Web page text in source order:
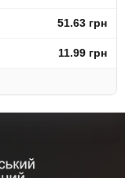
51.63 грн
11.99 грн